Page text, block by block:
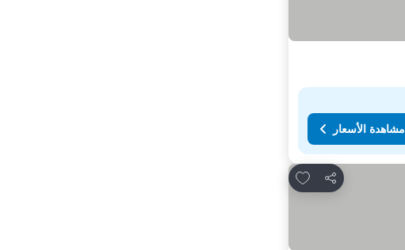
مشاهدة الأسعار
مشاركة
Add to favorites